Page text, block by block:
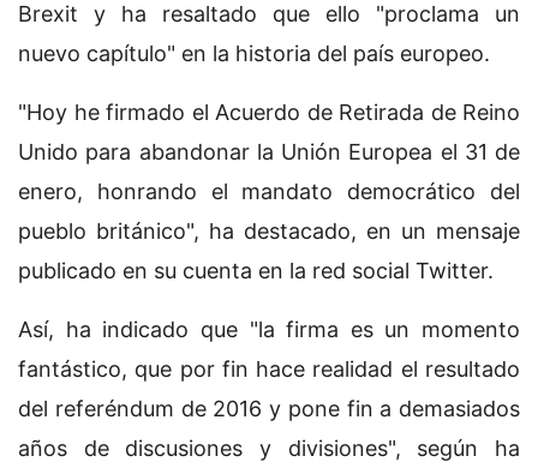
Brexit y ha resaltado que ello "proclama un
nuevo capítulo" en la historia del país europeo.
"Hoy he firmado el Acuerdo de Retirada de Reino
Unido para abandonar la Unión Europea el 31 de
enero, honrando el mandato democrático del
pueblo británico", ha destacado, en un mensaje
publicado en su cuenta en la red social Twitter.
Así, ha indicado que "la firma es un momento
fantástico, que por fin hace realidad el resultado
del referéndum de 2016 y pone fin a demasiados
años de discusiones y divisiones", según ha